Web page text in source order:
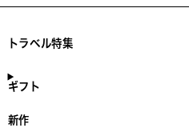
トラベル特集
ギフト
新作